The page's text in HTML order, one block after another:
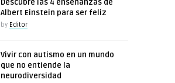
Descubre las 4 enseñanzas de
Albert Einstein para ser feliz
by Editor
Vivir con autismo en un mundo
que no entiende la
neurodiversidad